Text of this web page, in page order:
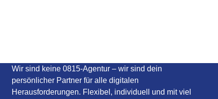
Wir sind keine 0815-Agentur – wir sind dein
persönlicher Partner für alle digitalen
Herausforderungen. Flexibel, individuell und mit viel